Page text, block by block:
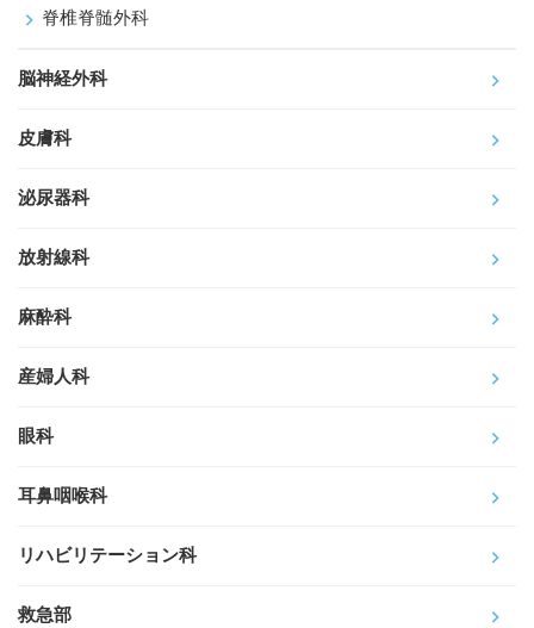
脊椎脊髄外科
脳神経外科
皮膚科
泌尿器科
放射線科
麻酔科
産婦人科
眼科
耳鼻咽喉科
リハビリテーション科
救急部